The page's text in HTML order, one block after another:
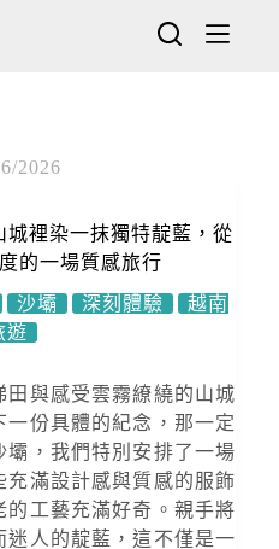
2026
裡染一抹獨特靛藍，從
的一場質感旅行
沙壩 深刻體驗
越南
遊
與感受雲霧繚繞的山城
份具體的紀念，那一定
，我們特別安排了一場
滿設計感與質感的服飾
工藝充滿好奇。親手將
人的靛藍，這不僅是一